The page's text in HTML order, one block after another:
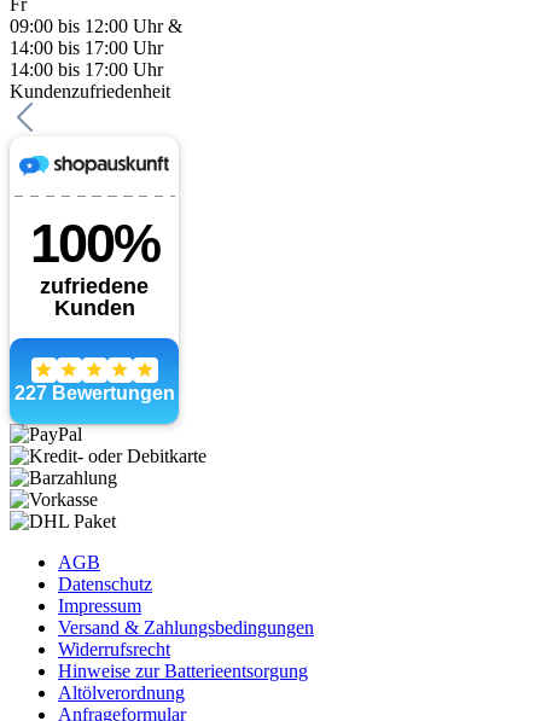
Fr
09:00 bis 12:00 Uhr &
14:00 bis 17:00 Uhr
14:00 bis 17:00 Uhr
Kundenzufriedenheit
AGB
Datenschutz
Impressum
Versand & Zahlungsbedingungen
Widerrufsrecht
Hinweise zur Batterieentsorgung
Altölverordnung
Anfrageformular